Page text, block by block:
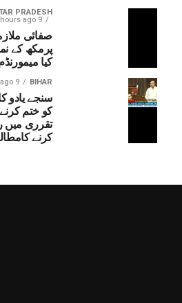
PRADESH
9 hours ago
صفائی
پرمکھ کے
کیا
BIHAR
9 hours ago
سنجے یادو
کو ختم
تقرری میں
کرنے